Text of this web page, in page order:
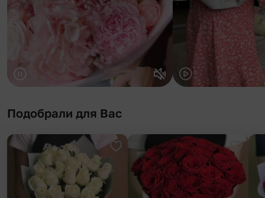
Подобрали для Вас
Добавить в избранное